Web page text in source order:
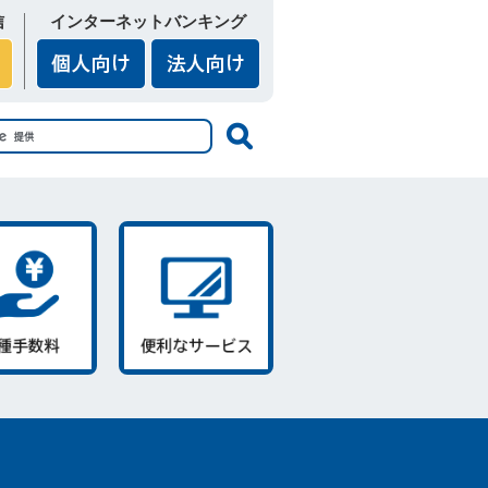
インターネットバンキング